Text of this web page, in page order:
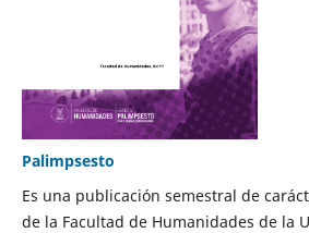
Palimpsesto
Es una publicación semestral de
de la Facultad de Humanidades de la